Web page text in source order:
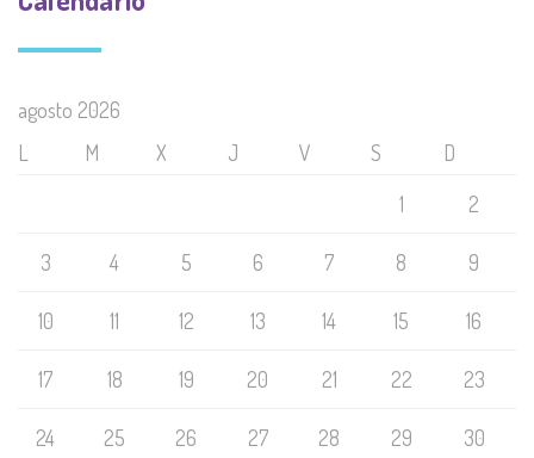
agosto 2026
L
M X J V S
D
1
2
3 4 5 6 7 8 9
10 11 12 13 14 15 16
17 18 19 20 21 22 23
24 25 26 27 28 29 30